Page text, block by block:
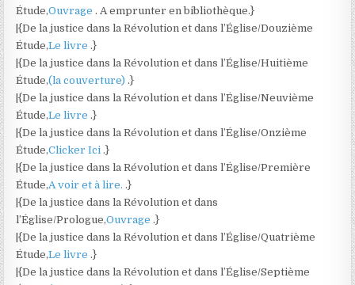
Étude,Ouvrage . A emprunter en bibliothèque.}
|{De la justice dans la Révolution et dans l’Église/Douzième
Étude,Le livre .}
|{De la justice dans la Révolution et dans l’Église/Huitième
Étude,(la couverture) .}
|{De la justice dans la Révolution et dans l’Église/Neuvième
Étude,Le livre .}
|{De la justice dans la Révolution et dans l’Église/Onzième
Étude,Clicker Ici .}
|{De la justice dans la Révolution et dans l’Église/Première
Étude,A voir et à lire. .}
|{De la justice dans la Révolution et dans
l’Église/Prologue,Ouvrage .}
|{De la justice dans la Révolution et dans l’Église/Quatrième
Étude,Le livre .}
|{De la justice dans la Révolution et dans l’Église/Septième